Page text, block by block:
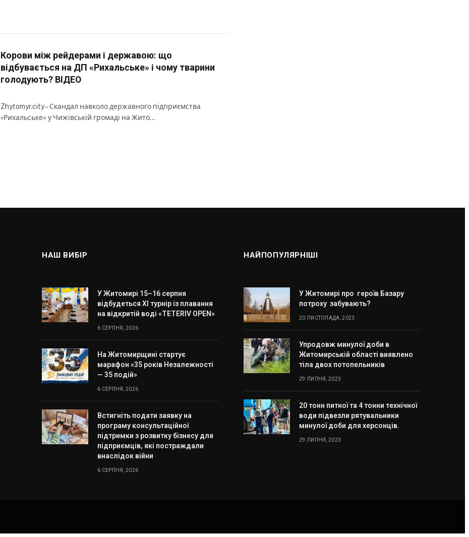
Корови між рейдерами і державою: що
відбувається на ДП «Рихальське» і чому тварини
голодують? ВІДЕО
Zhytomyr.city – Скандал навколо державного підприємства
«Рихальське» у Чижівській громаді на Жито…
НАШ ВИБІР
У Житомирі 15–16 серпня
відбудеться XI турнір із плавання
на відкритій воді «TETERIV OPEN»
6 СЕРПНЯ, 2026
На Житомирщині стартує
марафон «35 років Незалежності
— 35 подій»
6 СЕРПНЯ, 2026
Встигніть подати заявку на
програму консультаційної
підтримки з розвитку бізнесу для
підприємців, які постраждали
внаслідок війни
6 СЕРПНЯ, 2026
НАЙПОПУЛЯРНІШІ
У Житомирі про героїв Базару
потроху забувають?
20 ЛИСТОПАДА, 2023
Упродовж минулої доби в
Житомирській області виявлено
тіла двох потопельників
29 ЛИПНЯ, 2023
20 тонн питної та 4 тонни технічної
води підвезли рятувальники
минулої доби для херсонців.
29 ЛИПНЯ, 2023